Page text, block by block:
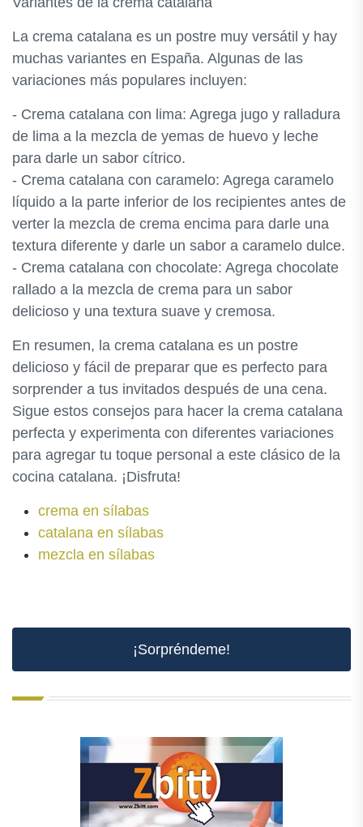
La crema catalana es un postre muy versátil y hay
muchas variantes en España. Algunas de las
variaciones más populares incluyen:
- Crema catalana con lima: Agrega jugo y ralladura
de lima a la mezcla de yemas de huevo y leche
para darle un sabor cítrico.
- Crema catalana con caramelo: Agrega caramelo
líquido a la parte inferior de los recipientes antes de
verter la mezcla de crema encima para darle una
textura diferente y darle un sabor a caramelo dulce.
- Crema catalana con chocolate: Agrega chocolate
rallado a la mezcla de crema para un sabor
delicioso y una textura suave y cremosa.
En resumen, la crema catalana es un postre
delicioso y fácil de preparar que es perfecto para
sorprender a tus invitados después de una cena.
Sigue estos consejos para hacer la crema catalana
perfecta y experimenta con diferentes variaciones
para agregar tu toque personal a este clásico de la
cocina catalana. ¡Disfruta!
crema en sílabas
catalana en sílabas
mezcla en sílabas
¡Sorpréndeme!